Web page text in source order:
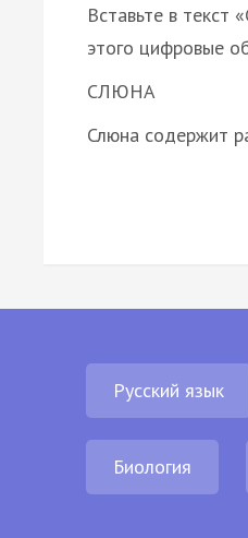
Вставьте в текст
этого цифровые
СЛЮНА
Слюна содержит
Русский язык
Биология